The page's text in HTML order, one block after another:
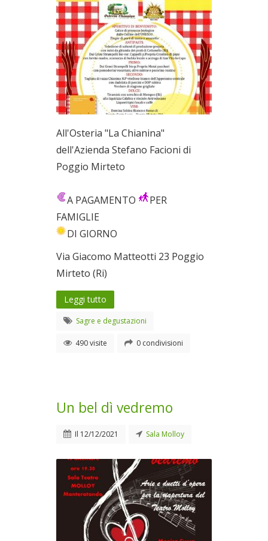
All'Osteria "La Chianina"
dell'Azienda Stefano Facioni di
Poggio Mirteto
A PAGAMENTO
PER
FAMIGLIE
DI GIORNO
Via Giacomo Matteotti 23 Poggio
Mirteto (Ri)
Leggi tutto
Sagre e degustazioni
490 visite 0 condivisioni
Un bel dì vedremo
Il 12/12/2021 Sala Molloy